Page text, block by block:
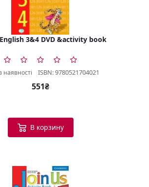
3&4 DVD &activity book
наявності ISBN: 9780521704021
551₴
В корзину